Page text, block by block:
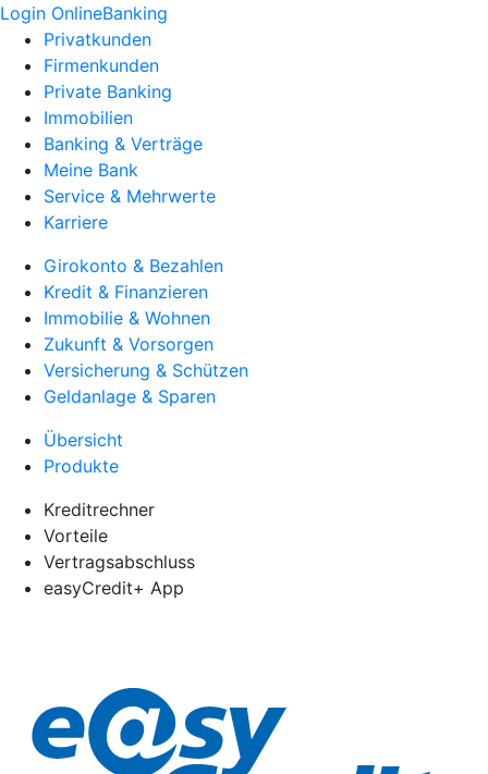
Login OnlineBanking
Privatkunden
Firmenkunden
Private Banking
Immobilien
Banking & Verträge
Meine Bank
Service & Mehrwerte
Karriere
Girokonto & Bezahlen
Kredit & Finanzieren
Immobilie & Wohnen
Zukunft & Vorsorgen
Versicherung & Schützen
Geldanlage & Sparen
Übersicht
Produkte
Kreditrechner
Vorteile
Vertragsabschluss
easyCredit+ App